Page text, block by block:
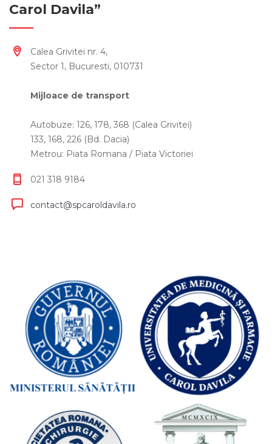
Carol Davila”
Calea Grivitei nr. 4,
Sector 1, Bucuresti, 010731
Mijloace de transport
Autobuze: 126, 178, 368 (Calea Grivitei)
133, 168, 226 (Bd. Dacia)
Metrou: Piata Romana / Piata Victoriei
021 318 9184
contact@spcaroldavila.ro